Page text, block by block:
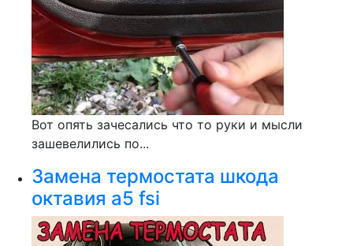
Вот опять зачесались что то руки и мысли
зашевелились по...
Замена термостата шкода
октавия а5 fsi